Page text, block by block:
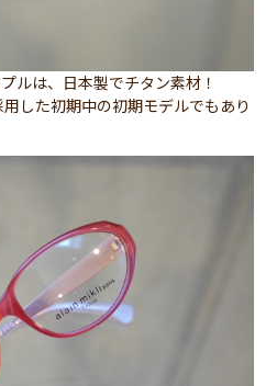
ルは、日本製でチタン素材！
した初期中の初期モデルでもあり